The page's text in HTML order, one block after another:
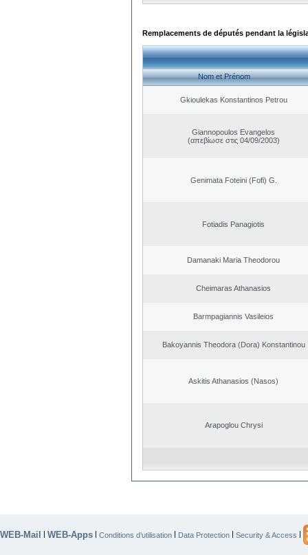
Remplacements de députés pendant la
Nom et Prénom
Gkioulekas Konstantinos Petrou
Giannopoulos Evangelos
(απεβίωσε στις 04/09/2003)
Genimata Foteini (Fofi) G.
Fotiadis Panagiotis
Damanaki Maria Theodorou
Cheimaras Athanasios
Barmpagiannis Vasileios
Bakoyannis Theodora (Dora) Konstantinou
Askitis Athanasios (Nasos)
Arapoglou Chrysi
WEB-Mail | WEB-Apps | Conditions d’utilisation | Data Protection | Security & Access |